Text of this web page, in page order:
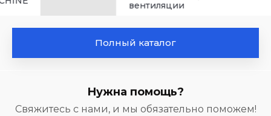
Полный каталог
Нужна помощь?
Свяжитесь с нами, и мы обязательно поможем!